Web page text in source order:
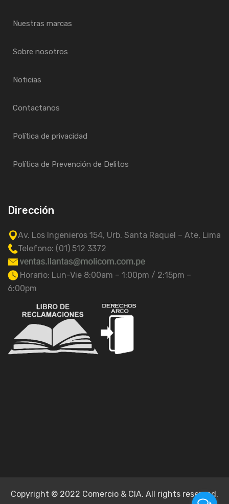
Nuestras marcas
Sobre nosotros
Noticias
Contactanos
Política de privacidad
Política de Prevención de Delitos
Dirección
Av. Los Ingenieros 154, Urb. Santa Raquel – Ate, Lima
Telefono: (01) 512 3372
Horario: Lun-Vie 8:00am – 1:00pm / 2:15pm –
6:00pm
Copyright © 2022 Comercio & CIA. All rights reserved.